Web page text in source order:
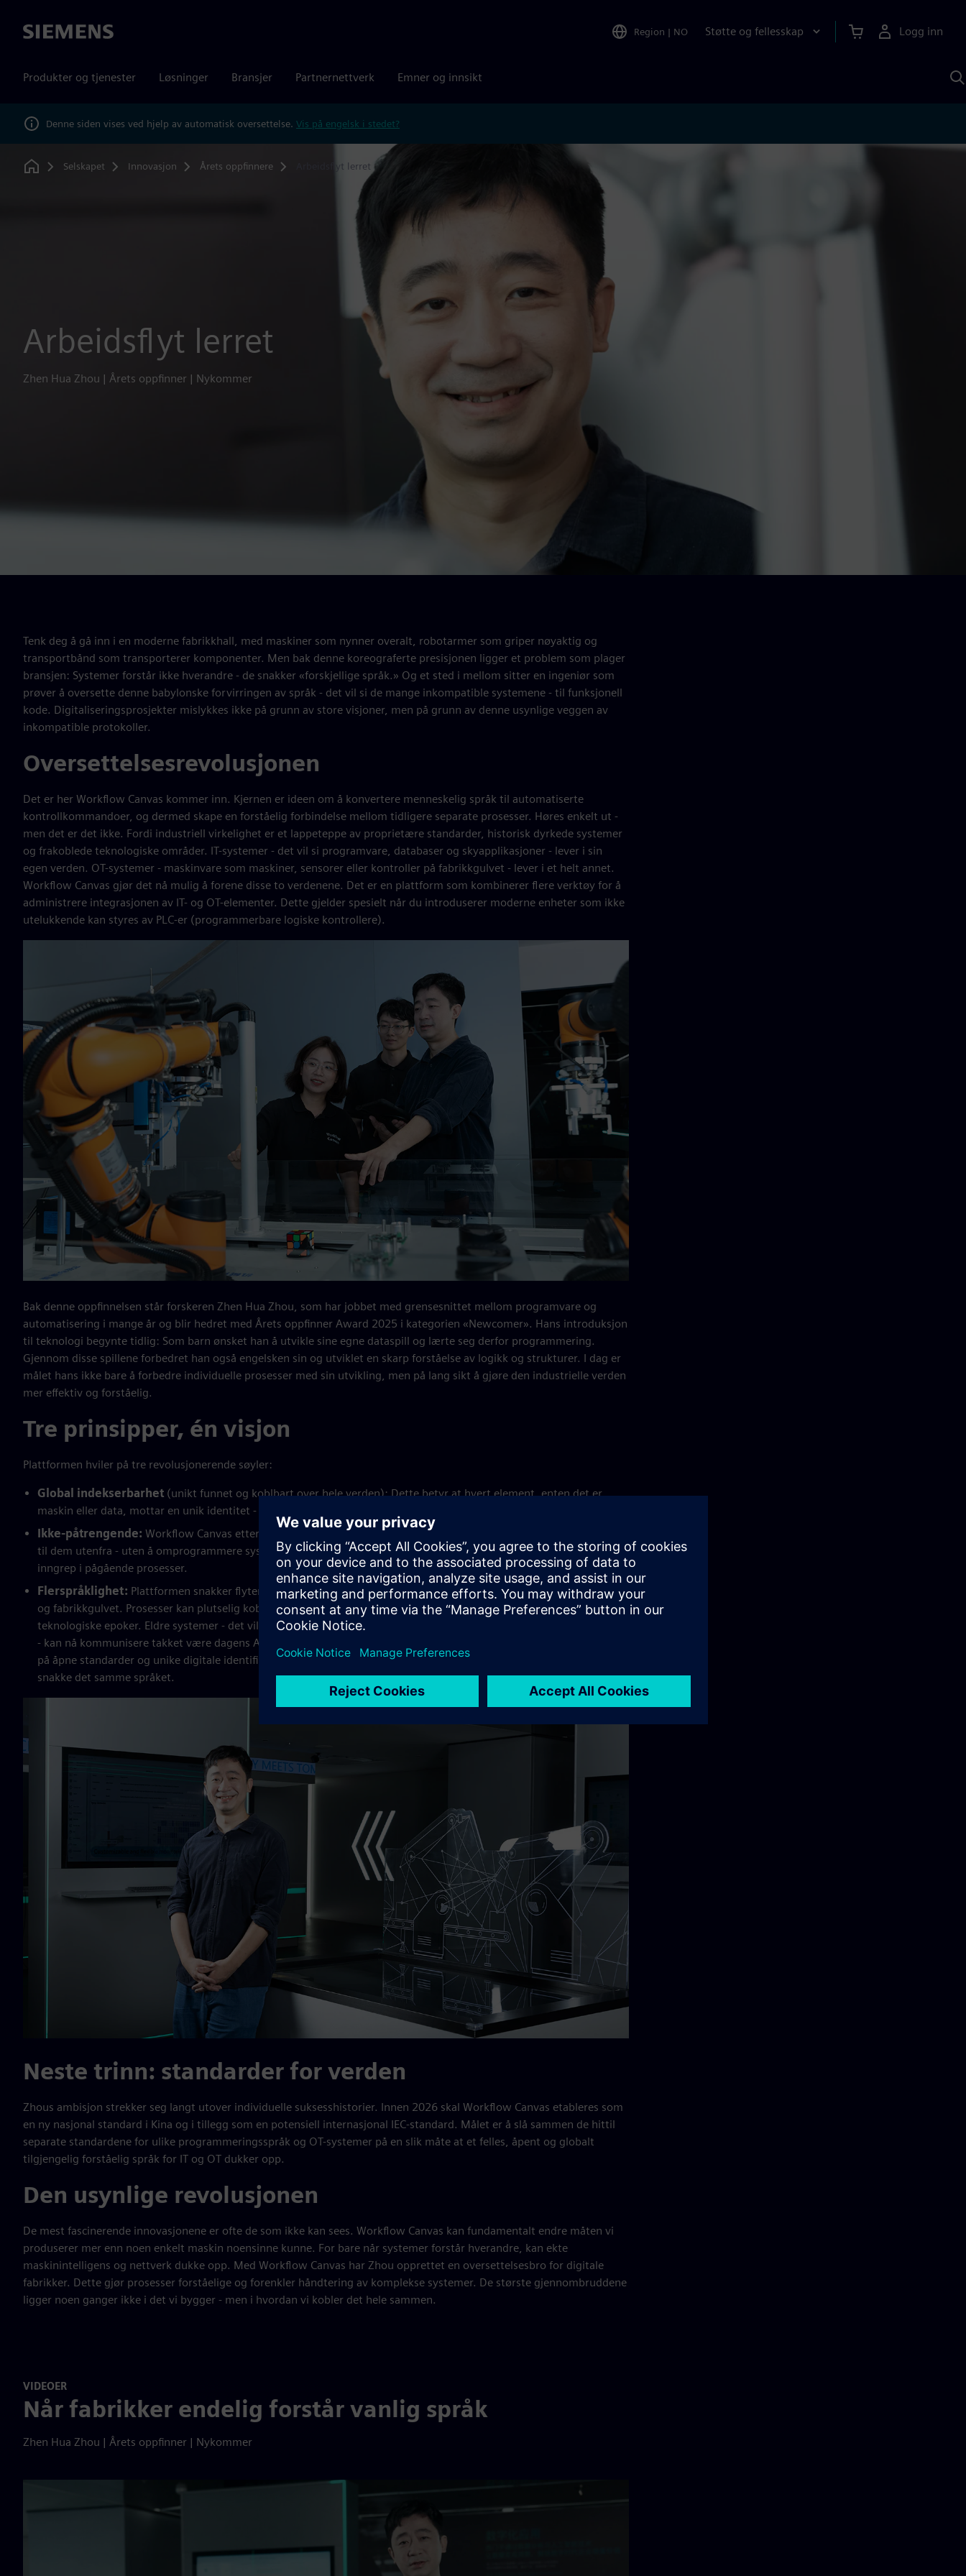
Siemens Region | NO Støtte og fellesskap Logg inn
Produkter og tjenester Løsninger Bransjer Partnernettverk Emner og innsikt
Denne siden vises ved hjelp av automatisk oversettelse. Vis på engelsk i stedet?
Home
Selskapet Innovasjon Årets oppfinnere Arbeidsflyt lerret
Arbeidsflyt lerret
Zhen Hua Zhou | Årets oppfinner | Nykommer
Tenk deg å gå inn i en moderne fabrikkhall, med maskiner som nynner overalt, robotarmer som griper nøyaktig og
transportbånd som transporterer komponenter. Men bak denne koreograferte presisjonen ligger et problem som plager
bransjen: Systemer forstår ikke hverandre - de snakker «forskjellige språk.» Og et sted i mellom sitter en ingeniør som
prøver å oversette denne babylonske forvirringen av språk - det vil si de mange inkompatible systemene - til funksjonell
kode. Digitaliseringsprosjekter mislykkes ikke på grunn av store visjoner, men på grunn av denne usynlige veggen av
inkompatible protokoller.
Oversettelsesrevolusjonen
Det er her Workflow Canvas kommer inn. Kjernen er ideen om å konvertere menneskelig språk til automatiserte
kontrollkommandoer, og dermed skape en forståelig forbindelse mellom tidligere separate prosesser. Høres enkelt ut -
men det er det ikke. Fordi industriell virkelighet er et lappeteppe av proprietære standarder, historisk dyrkede systemer
og frakoblede teknologiske områder. IT-systemer - det vil si programvare, databaser og skyapplikasjoner - lever i sin
egen verden. OT-systemer - maskinvare som maskiner, sensorer eller kontroller på fabrikkgulvet - lever i et helt annet.
Workflow Canvas gjør det nå mulig å forene disse to verdenene. Det er en plattform som kombinerer flere verktøy for å
administrere integrasjonen av IT- og OT-elementer. Dette gjelder spesielt når du introduserer moderne enheter som ikke
utelukkende kan styres av PLC-er (programmerbare logiske kontrollere).
Bak denne oppfinnelsen står forskeren Zhen Hua Zhou, som har jobbet med grensesnittet mellom programvare og
automatisering i mange år og blir hedret med Årets oppfinner Award 2025 i kategorien «Newcomer». Hans introduksjon
til teknologi begynte tidlig: Som barn ønsket han å utvikle sine egne dataspill og lærte seg derfor programmering.
Gjennom disse spillene forbedret han også engelsken sin og utviklet en skarp forståelse av logikk og strukturer. I dag er
målet hans ikke bare å forbedre individuelle prosesser med sin utvikling, men på lang sikt å gjøre den industrielle verden
mer effektiv og forståelig.
Tre prinsipper, én visjon
Plattformen hviler på tre revolusjonerende søyler:
Global indekserbarhet (unikt funnet og koblbart over hele verden): Dette betyr at hvert element, enten det er
maskin eller data, mottar en unik identitet - som en universell postadresse for maskiner.
Ikke-påtrengende: Workflow Canvas etterlater eksisterende maskiner og programvare uendret og legger seg bare
til dem utenfra - uten å omprogrammere systemene. Dette eliminerer behovet for dyre modifikasjoner eller risikable
inngrep i pågående prosesser.
Flerspråklighet: Plattformen snakker flytende IT og OT, og oversetter mellom databaser og roboter, mellom skyen
og fabrikkgulvet. Prosesser kan plutselig kobles sammen på tvers av bedriftsgrenser, produsentgrenser og til og med
teknologiske epoker. Eldre systemer - det vil si eldre, men fortsatt brukt teknologi som er vanskelig å knytte nettverk
- kan nå kommunisere takket være dagens AI-støttede skyløsninger. Dette er mulig fordi Workflow Canvas er basert
på åpne standarder og unike digitale identifikatorer, slik at maskiner og programvare fra forskjellige selskaper kan
snakke det samme språket.
Neste trinn: standarder for verden
Zhous ambisjon strekker seg langt utover individuelle suksesshistorier. Innen 2026 skal Workflow Canvas etableres som
en ny nasjonal standard i Kina og i tillegg som en potensiell internasjonal IEC-standard. Målet er å slå sammen de hittil
separate standardene for ulike programmeringsspråk og OT-systemer på en slik måte at et felles, åpent og globalt
tilgjengelig forståelig språk for IT og OT dukker opp.
Den usynlige revolusjonen
De mest fascinerende innovasjonene er ofte de som ikke kan sees. Workflow Canvas kan fundamentalt endre måten vi
produserer mer enn noen enkelt maskin noensinne kunne. For bare når systemer forstår hverandre, kan ekte
maskinintelligens og nettverk dukke opp. Med Workflow Canvas har Zhou opprettet en oversettelsesbro for digitale
fabrikker. Dette gjør prosesser forståelige og forenkler håndtering av komplekse systemer. De største gjennombruddene
ligger noen ganger ikke i det vi bygger - men i hvordan vi kobler det hele sammen.
VIDEOER
Når fabrikker endelig forstår vanlig språk
Zhen Hua Zhou | Årets oppfinner | Nykommer